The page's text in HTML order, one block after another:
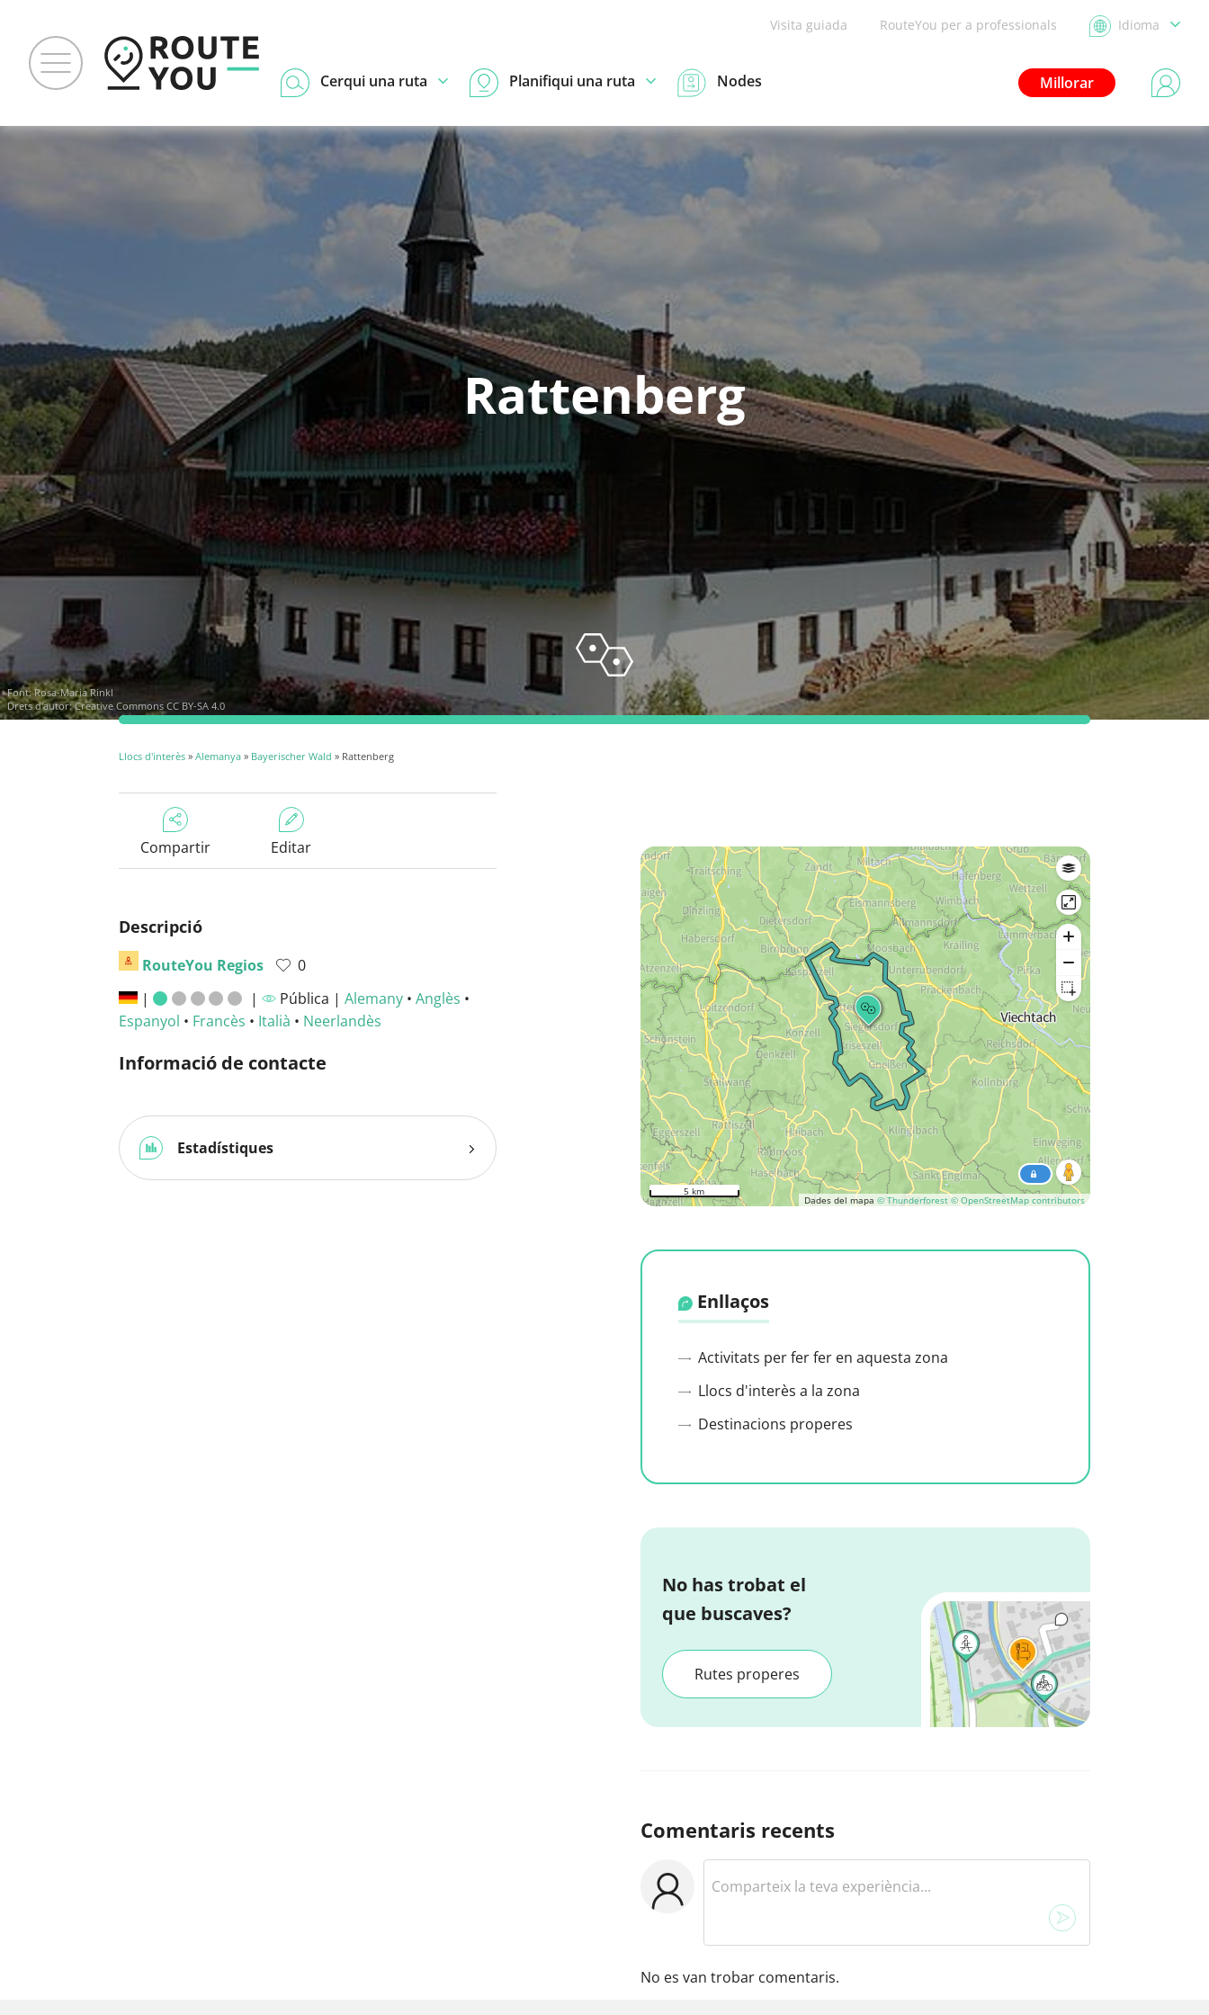
Visita guiada RouteYou per a professionals Idioma
Millorar
Cerqui una ruta Planifiqui una ruta Nodes
Rattenberg
Font:Rosa-Maria Rinkl
Drets d'autor:Creative Commons CC BY-SA 4.0
Llocs d'interès » Alemanya » Bayerischer Wald » Rattenberg
Compartir Editar
Descripció
RouteYou Regios
0
|
| Pública | Alemany• Anglès •
Espanyol • Francès • Italià • Neerlandès
Informació de contacte
Estadístiques
Dades del mapa © Thunderforest © OpenStreetMap contributors
5 km
Enllaços
Activitats per fer fer en aquesta zona
Llocs d'interès a la zona
Destinacions properes
No has trobat el
que buscaves?
Rutes properes
Comentaris recents
No es van trobar comentaris.